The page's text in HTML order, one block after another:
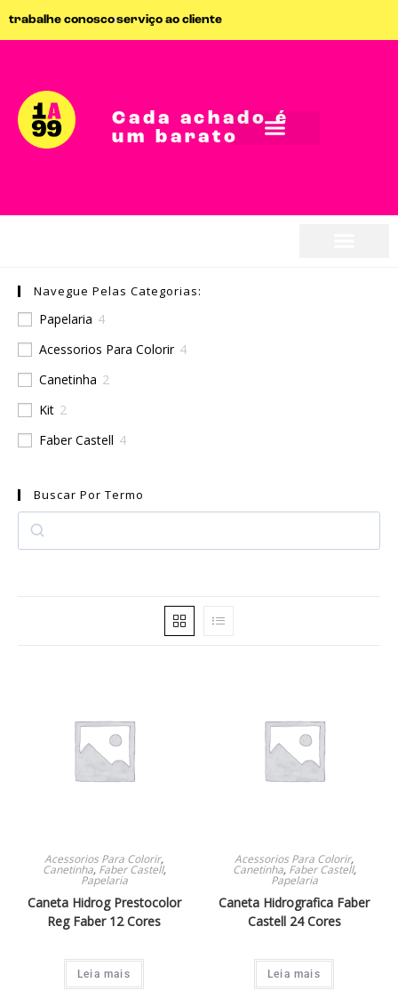
trabalhe conoscoserviço ao cliente
Cada achado é
um barato
Navegue Pelas Categorias:
Papelaria 4
Acessorios Para Colorir 4
Canetinha 2
Kit 2
Faber Castell 4
Buscar Por Termo
Acessorios Para Colorir,
Canetinha, Faber Castell,
Papelaria
Caneta Hidrog Prestocolor
Reg Faber 12 Cores
Leia mais
Acessorios Para Colorir,
Canetinha, Faber Castell,
Papelaria
Caneta Hidrografica Faber
Castell 24 Cores
Leia mais